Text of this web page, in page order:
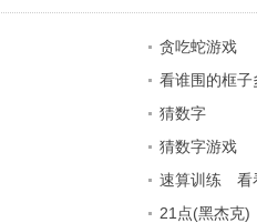
贪吃蛇游戏
看谁围的框子
猜数字
猜数字游戏
速算训练 看
21点(黑杰克)